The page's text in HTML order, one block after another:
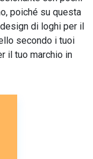
poiché su questa
di loghi per il
secondo i tuoi
il tuo marchio in